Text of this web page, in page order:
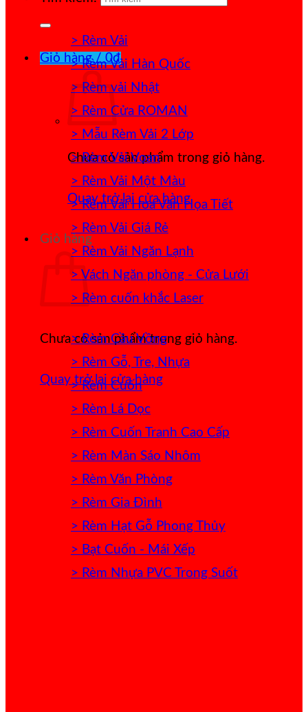
Giỏ hàng /0₫
Chưa có sản phẩm trong giỏ hàng.
Quay trở lại cửa hàng
Giỏ hàng
Chưa có sản phẩm trong giỏ hàng.
Quay trở lại cửa hàng
> Rèm Vải
> Rèm Vải Hàn Quốc
> Rèm vải Nhật
> Rèm Cửa ROMAN
> Mẫu Rèm Vải 2 Lớp
> Rèm Vải Voan
> Rèm Vải Một Màu
> Rèm Vải Hoa Văn Họa Tiết
> Rèm Vải Giá Rẻ
> Rèm Vải Ngăn Lạnh
> Vách Ngăn phòng - Cửa Lưới
> Rèm cuốn khắc Laser
> Rèm Cầu Vồng
> Rèm Gỗ, Tre, Nhựa
> Rèm Cuốn
> Rèm Lá Dọc
> Rèm Cuốn Tranh Cao Cấp
> Rèm Màn Sáo Nhôm
> Rèm Văn Phòng
> Rèm Gia Đình
> Rèm Hạt Gỗ Phong Thủy
> Bạt Cuốn - Mái Xếp
> Rèm Nhựa PVC Trong Suốt